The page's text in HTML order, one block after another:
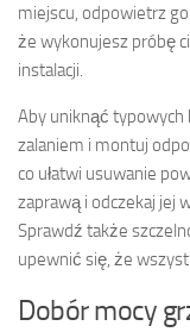
miejscu, odpowietrz
że wykonujesz próbę
instalacji.
Aby uniknąć typowych
zalaniem i montuj
co ułatwi usuwanie
zaprawą i odczekaj jej
Sprawdź także
upewnić się, że
Dobór mocy